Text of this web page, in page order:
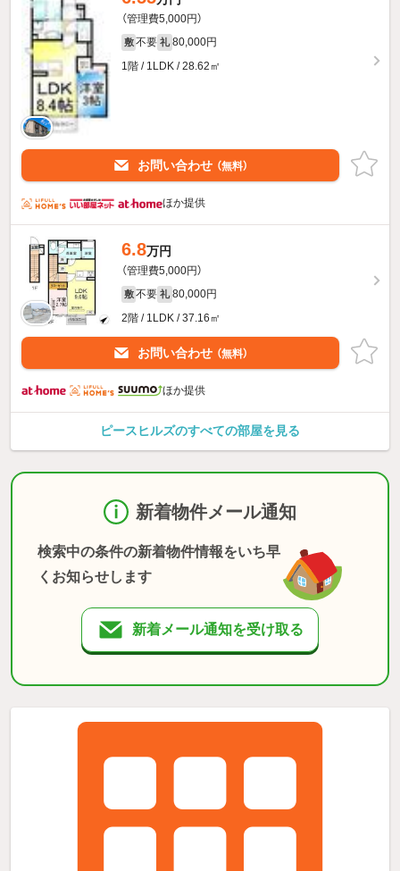
（管理費5,000円）
敷 不要 礼 80,000円
1階 / 1LDK / 28.62㎡
お問い合わせ （無料）
ほか提供
6.8万円
（管理費5,000円）
敷 不要 礼 80,000円
2階 / 1LDK / 37.16㎡
お問い合わせ （無料）
ほか提供
ピースヒルズのすべての部屋を見る
新着物件メール通知
検索中の条件の新着物件情報をいち早
くお知らせします
新着メール通知を受け取る